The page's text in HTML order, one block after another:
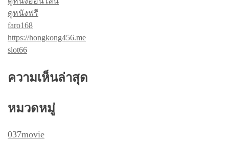
ดูหนังฟรี
faro168
https://hongkong456.me
slot66
ความเห็นล่าสุด
หมวดหมู่
037movie